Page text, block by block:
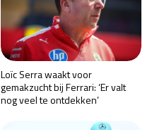
Loïc Serra waakt voor
gemakzucht bij Ferrari: ‘Er valt
nog veel te ontdekken’